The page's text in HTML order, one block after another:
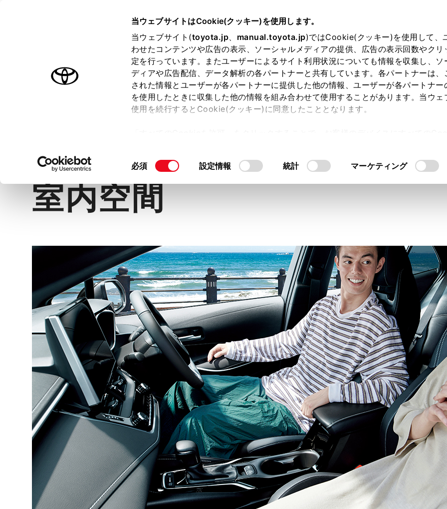
当ウェブサイトはCookie(クッキー)を使用します。
当ウェブサイト(toyota.jp、 manual.toyota.jp)ではCookie(クッキー)を使用して、
わせたコンテンツや広告の表示、ソーシャルメディアの提供、広告の表示回数やクリ
定を行っています。またユーザーによるサイト利用状況についても情報を収集し、ソ
ディアや広告配信、データ解析の各パートナーと共有しています。各パートナーは、
された情報とユーザーが各パートナーに提供した他の情報、ユーザーが各パートナー
を使用したときに収集した他の情報を組み合わせて使用することがあります。当ウェ
使用を続行するとCookie(クッキー)に同意したこととなります。
て」をご覧ください。
同
の
択
必須 設定情報 統計 マーケティング
オーナーサポート トピックス
カローラ スポーツ
室内空間